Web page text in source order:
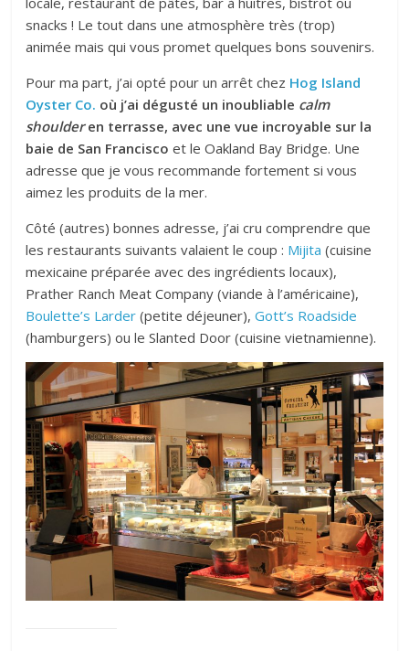
snacks ! Le tout dans une atmosphère très (trop)
animée mais qui vous promet quelques bons souvenirs.
Pour ma part, j’ai opté pour un arrêt chez Hog Island
Oyster Co. où j’ai dégusté un inoubliable calm
shoulderen terrasse, avec une vue incroyable sur la
baie de San Francisco et le Oakland Bay Bridge. Une
adresse que je vous recommande fortement si vous
aimez les produits de la mer.
Côté (autres) bonnes adresse, j’ai cru comprendre que
les restaurants suivants valaient le coup : Mijita (cuisine
mexicaine préparée avec des ingrédients locaux),
Prather Ranch Meat Company (viande à l’américaine),
Boulette’s Larder (petite déjeuner),Gott’s Roadside
(hamburgers) ou le Slanted Door (cuisine vietnamienne).